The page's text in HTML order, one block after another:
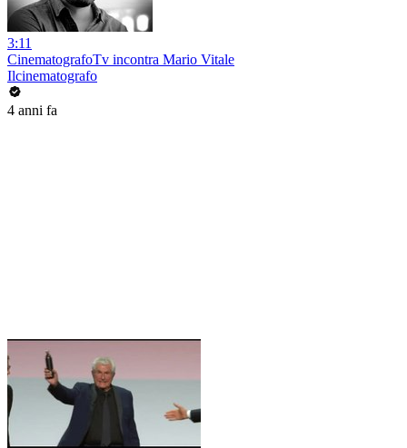
3:11
CinematografoTv incontra Mario Vitale
Ilcinematografo
4 anni fa